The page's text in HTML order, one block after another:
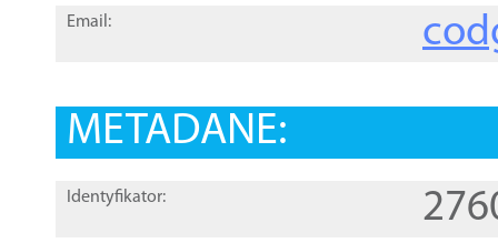
Email:
METADANE:
Identyfikator: